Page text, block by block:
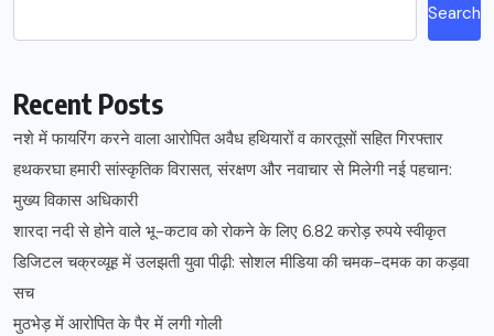
Search
Recent Posts
नशे में फायरिंग करने वाला आरोपित अवैध हथियारों व कारतूसों सहित गिरफ्तार
हथकरघा हमारी सांस्कृतिक विरासत, संरक्षण और नवाचार से मिलेगी नई पहचान:
मुख्य विकास अधिकारी
शारदा नदी से होने वाले भू-कटाव को रोकने के लिए 6.82 करोड़ रुपये स्वीकृत
डिजिटल चक्रव्यूह में उलझती युवा पीढ़ी: सोशल मीडिया की चमक-दमक का कड़वा
सच
मुठभेड़ में आरोपित के पैर में लगी गोली